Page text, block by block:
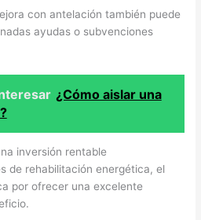
con antelación también puede
ayudas o subvenciones
¿Cómo aislar una
inversión rentable
de rehabilitación energética, el
por ofrecer una excelente